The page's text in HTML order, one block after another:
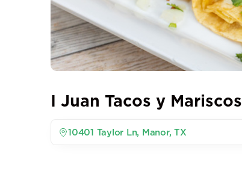
I Juan Tacos y Mariscos
10401 Taylor Ln, Manor, TX